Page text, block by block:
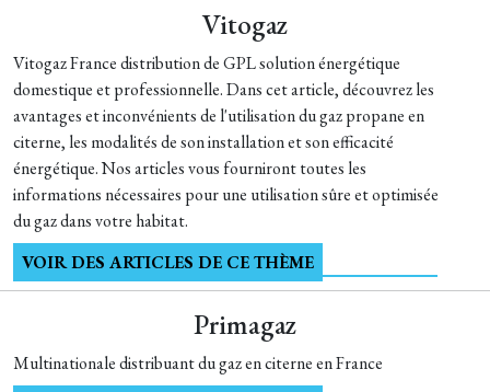
Vitogaz
Vitogaz France distribution de GPL solution énergétique
domestique et professionnelle. Dans cet article, découvrez les
avantages et inconvénients de l'utilisation du gaz propane en
citerne, les modalités de son installation et son efficacité
énergétique. Nos articles vous fourniront toutes les
informations nécessaires pour une utilisation sûre et optimisée
du gaz dans votre habitat.
VOIR DES ARTICLES DE CE THÈME
Primagaz
Multinationale distribuant du gaz en citerne en France